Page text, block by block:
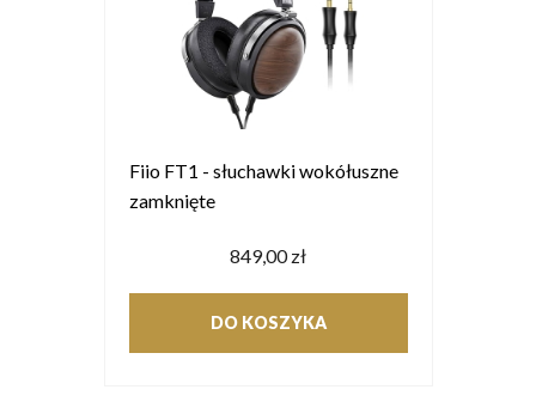
Fiio FT1 - słuchawki wokółuszne
zamknięte
849,00 zł
DO KOSZYKA